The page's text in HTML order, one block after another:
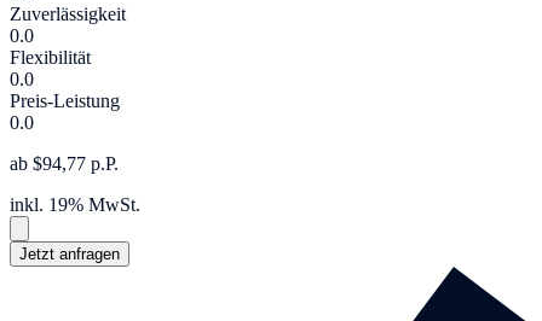
Zuverlässigkeit
0.0
Flexibilität
0.0
Preis-Leistung
0.0
ab $94,77 p.P.
inkl. 19% MwSt.
Jetzt anfragen